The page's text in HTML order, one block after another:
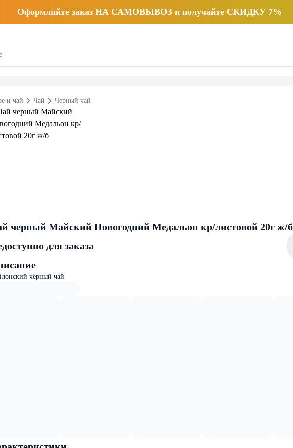
Оформляйте заказ НА САМОВЫВОЗ и получайте СКИДКУ 7%
и чай Чай Черный чай
черный Майский Новогодний Медальон кр/листовой 20г ж/б
для заказа
чёрный чай